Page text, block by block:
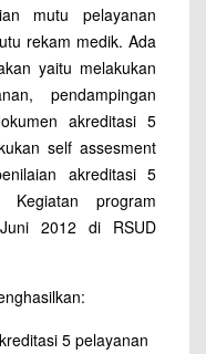
mutu pelayanan
rekam medik. Ada
yaitu melakukan
pendampingan
akreditasi 5
self assesment
akreditasi 5
program
2012 di RSUD
5 pelayanan